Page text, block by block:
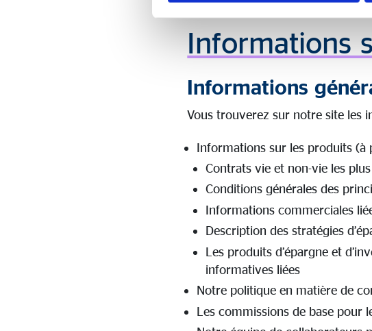
Informations
Informations
Vous trouverez sur notre site les
Informations sur les produits
Contrats vie et non-vie les
Conditions générales des
Informations commerciales
Description des stratégies
Les produits d’épargne et
informatives liées
Notre politique en matière de
Les commissions de base pour